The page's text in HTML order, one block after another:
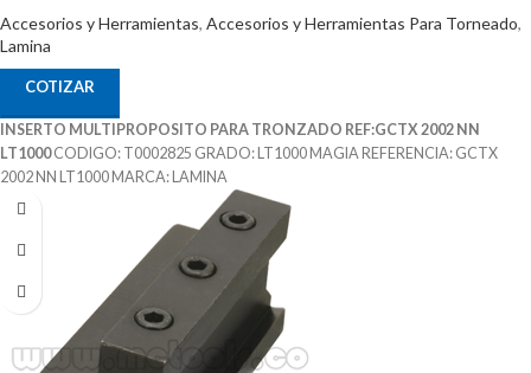
Accesorios y Herramientas, Accesorios y Herramientas Para Torneado,
Lamina
COTIZAR
INSERTO MULTIPROPOSITO PARA TRONZADO REF:GCTX 2002 NN
LT1000CODIGO: T0002825 GRADO: LT1000 MAGIA REFERENCIA: GCTX
2002 NN LT1000 MARCA: LAMINA